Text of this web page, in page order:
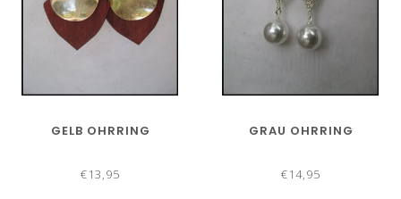
GELB OHRRING
€13,95
GRAU OHRRING
€14,95